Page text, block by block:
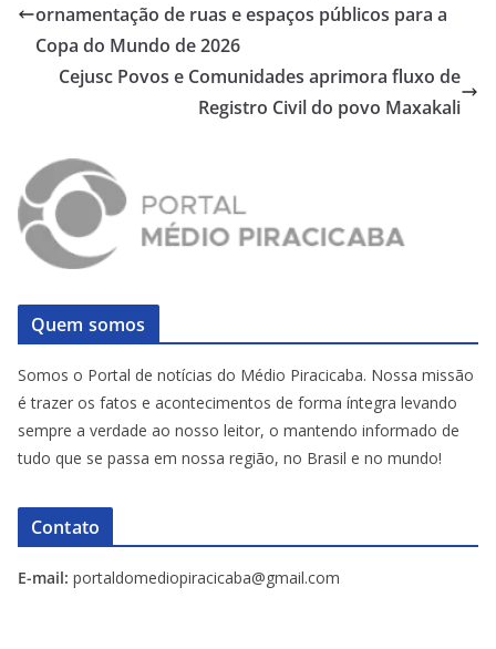
ornamentação de ruas e espaços públicos para a
Copa do Mundo de 2026
Cejusc Povos e Comunidades aprimora fluxo de
Registro Civil do povo Maxakali
Quem somos
Somos o Portal de notícias do Médio Piracicaba. Nossa missão
é trazer os fatos e acontecimentos de forma íntegra levando
sempre a verdade ao nosso leitor, o mantendo informado de
tudo que se passa em nossa região, no Brasil e no mundo!
Contato
E-mail: portaldomediopiracicaba@gmail.com